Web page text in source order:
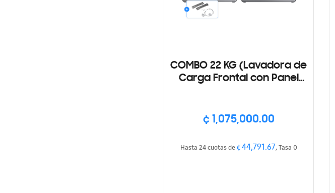
COMBO 22 KG (Lavadora de
Carga Frontal con Panel
MultiSteam)
¢ 1,075,000.00
Hasta 24 cuotas de¢ 44,791.67, Tasa 0